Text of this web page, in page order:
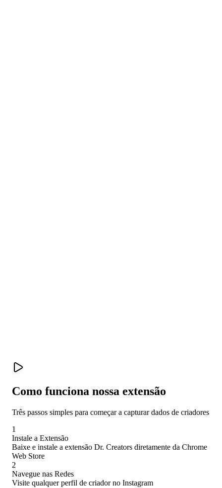
Como funciona nossa extensão
Três passos simples para começar a capturar dados de criadores
1
Instale a Extensão
Baixe e instale a extensão Dr. Creators diretamente da Chrome
Web Store
2
Navegue nas Redes
Visite qualquer perfil de criador no Instagram